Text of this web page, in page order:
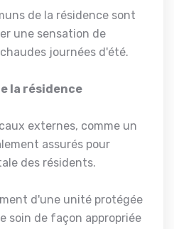
de la résidence sont
une sensation de
journées d'été.
la résidence
externes, comme un
assurés pour
des résidents.
d'une unité protégée
soin de façon appropriée